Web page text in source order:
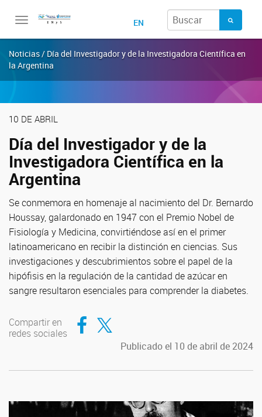
Toggle
EN
Noticias / Día del Investigador y de la Investigadora Científica en
la Argentina
10 DE ABRIL
Día del Investigador y de la
Investigadora Científica en la
Argentina
Se conmemora en homenaje al nacimiento del Dr. Bernardo
Houssay, galardonado en 1947 con el Premio Nobel de
Fisiología y Medicina, convirtiéndose así en el primer
latinoamericano en recibir la distinción en ciencias. Sus
investigaciones y descubrimientos sobre el papel de la
hipófisis en la regulación de la cantidad de azúcar en
sangre resultaron esenciales para comprender la diabetes.
Compartir en
redes sociales
Compartir en Facebook
Compartir en Twitter
Publicado el 10 de abril de 2024